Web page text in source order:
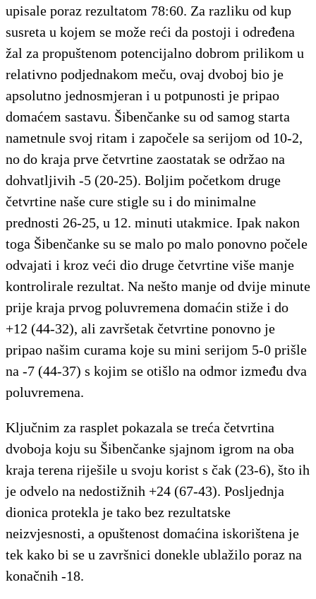
upisale poraz rezultatom 78:60. Za razliku od kup
susreta u kojem se može reći da postoji i određena
žal za propuštenom potencijalno dobrom prilikom u
relativno podjednakom meču, ovaj dvoboj bio je
apsolutno jednosmjeran i u potpunosti je pripao
domaćem sastavu. Šibenčanke su od samog starta
nametnule svoj ritam i započele sa serijom od 10-2,
no do kraja prve četvrtine zaostatak se održao na
dohvatljivih -5 (20-25). Boljim početkom druge
četvrtine naše cure stigle su i do minimalne
prednosti 26-25, u 12. minuti utakmice. Ipak nakon
toga Šibenčanke su se malo po malo ponovno počele
odvajati i kroz veći dio druge četvrtine više manje
kontrolirale rezultat. Na nešto manje od dvije minute
prije kraja prvog poluvremena domaćin stiže i do
+12 (44-32), ali završetak četvrtine ponovno je
pripao našim curama koje su mini serijom 5-0 prišle
na -7 (44-37) s kojim se otišlo na odmor između dva
poluvremena.
Ključnim za rasplet pokazala se treća četvrtina
dvoboja koju su Šibenčanke sjajnom igrom na oba
kraja terena riješile u svoju korist s čak (23-6), što ih
je odvelo na nedostižnih +24 (67-43). Posljednja
dionica protekla je tako bez rezultatske
neizvjesnosti, a opuštenost domaćina iskorištena je
tek kako bi se u završnici donekle ublažilo poraz na
konačnih -18.